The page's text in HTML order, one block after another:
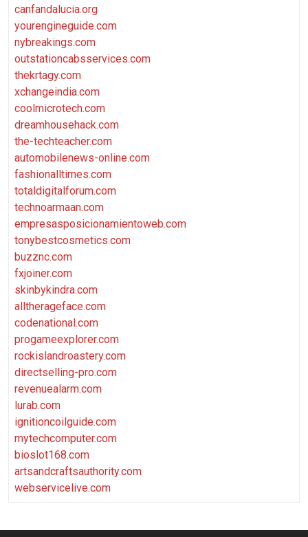
canfandalucia.org
yourengineguide.com
nybreakings.com
outstationcabsservices.com
thekrtagy.com
xchangeindia.com
coolmicrotech.com
dreamhousehack.com
the-techteacher.com
automobilenews-online.com
fashionalltimes.com
totaldigitalforum.com
technoarmaan.com
empresasposicionamientoweb.com
tonybestcosmetics.com
buzznc.com
fxjoiner.com
skinbykindra.com
alltherageface.com
codenational.com
progameexplorer.com
rockislandroastery.com
directselling-pro.com
revenuealarm.com
lurab.com
ignitioncoilguide.com
mytechcomputer.com
bioslot168.com
artsandcraftsauthority.com
webservicelive.com